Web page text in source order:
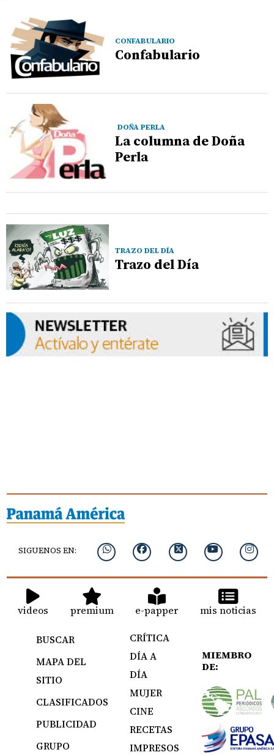
CONFABULARIO
Confabulario
DOÑA PERLA
La columna de Doña
Perla
TRAZO DEL DÍA
Trazo del Día
SIGUENOS EN:
videos premium e-papper mis noticias
BUSCAR
MAPA DEL
SITIO
CLASIFICADOS
PUBLICIDAD
GRUPO
CRÍTICA
DÍA A
DÍA
MUJER
CINE
RECETAS
IMPRESOS
MIEMBRO
DE: